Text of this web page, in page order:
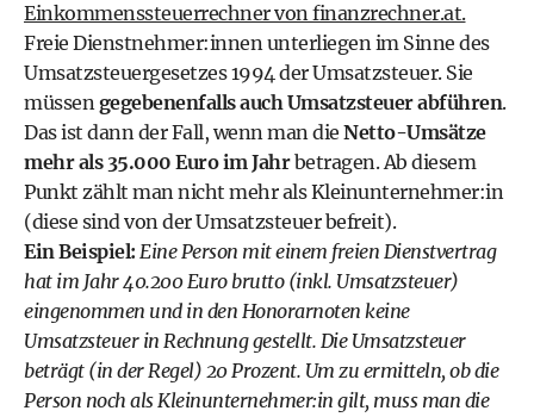
Einkommenssteuerrechner von finanzrechner.at.
Freie Dienstnehmer:innen unterliegen im Sinne des
Umsatzsteuergesetzes 1994 der Umsatzsteuer. Sie
müssengegebenenfalls auch Umsatzsteuer abführen.
Das ist dann der Fall, wenn man die Netto-Umsätze
mehr als 35.000 Euro im Jahrbetragen. Ab diesem
Punkt zählt man nicht mehr als Kleinunternehmer:in
(diese sind von der Umsatzsteuer befreit).
Ein Beispiel: Eine Person mit einem freien Dienstvertrag
hat im Jahr 40.200 Euro brutto (inkl. Umsatzsteuer)
eingenommen und in den Honorarnoten keine
Umsatzsteuer in Rechnung gestellt. Die Umsatzsteuer
beträgt (in der Regel) 20 Prozent. Um zu ermitteln, ob die
Person noch als Kleinunternehmer:in gilt, muss man die